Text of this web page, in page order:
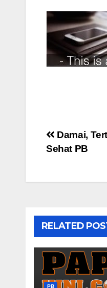
Post
Damai,
Sehat PB
RELATED
PB